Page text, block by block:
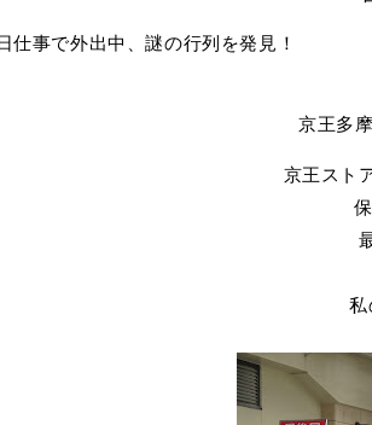
仕事で外出中、謎の行列を発見！
京王多
京王スト